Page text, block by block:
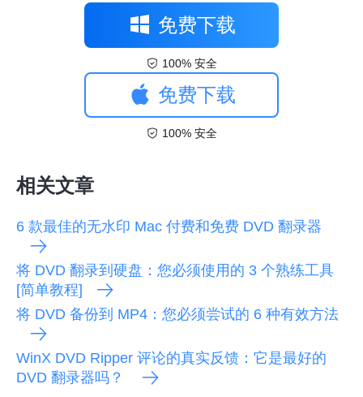
免费下载
100% 安全
免费下载
100% 安全
相关文章
6 款最佳的无水印 Mac 付费和免费 DVD 翻录器
将 DVD 翻录到硬盘：您必须使用的 3 个熟练工具
[简单教程]
将 DVD 备份到 MP4：您必须尝试的 6 种有效方法
WinX DVD Ripper 评论的真实反馈：它是最好的
DVD 翻录器吗？